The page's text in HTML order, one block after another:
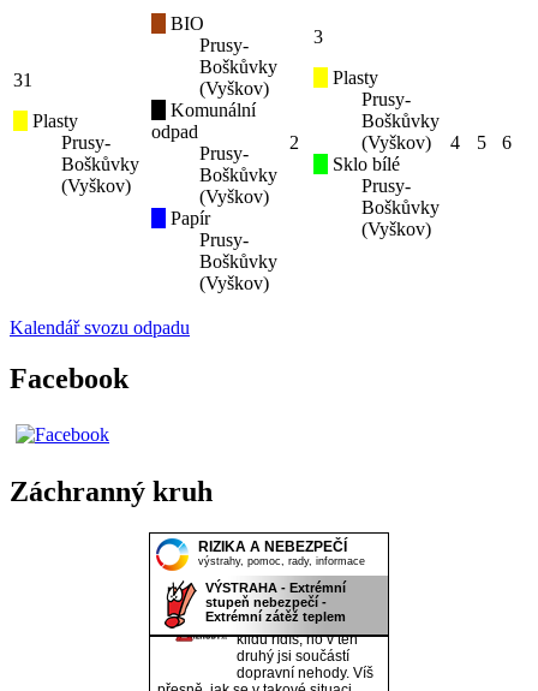
31
Plasty
Prusy-
Boškůvky
(Vyškov)
BIO
Prusy-
Boškůvky
(Vyškov)
Komunální
odpad
Prusy-
Boškůvky
(Vyškov)
Papír
Prusy-
Boškůvky
(Vyškov)
2
3
Plasty
Prusy-
Boškůvky
(Vyškov)
Sklo bílé
Prusy-
Boškůvky
(Vyškov)
4 5 6
Kalendář svozu odpadu
Facebook
Záchranný kruh